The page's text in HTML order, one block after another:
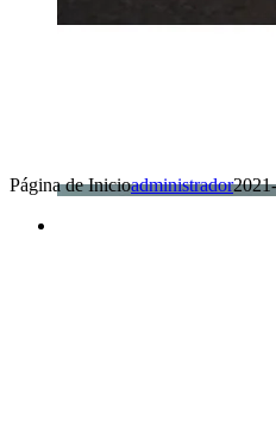
Página de Inicioadministrador